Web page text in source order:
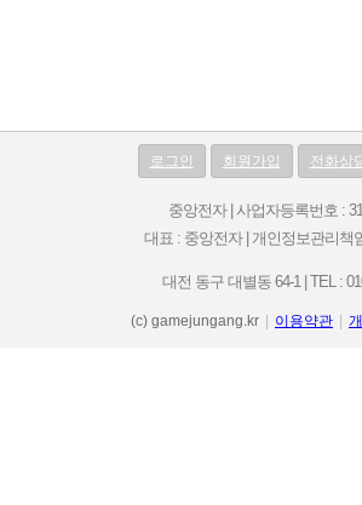
로그인 회원가입 전화상
중앙전자 | 사업자등록번호 :
대표 : 중앙전자 | 개인정보관리책
대전 동구 대별동 64-1 | TEL :
(c) gamejungang.kr 이용약관